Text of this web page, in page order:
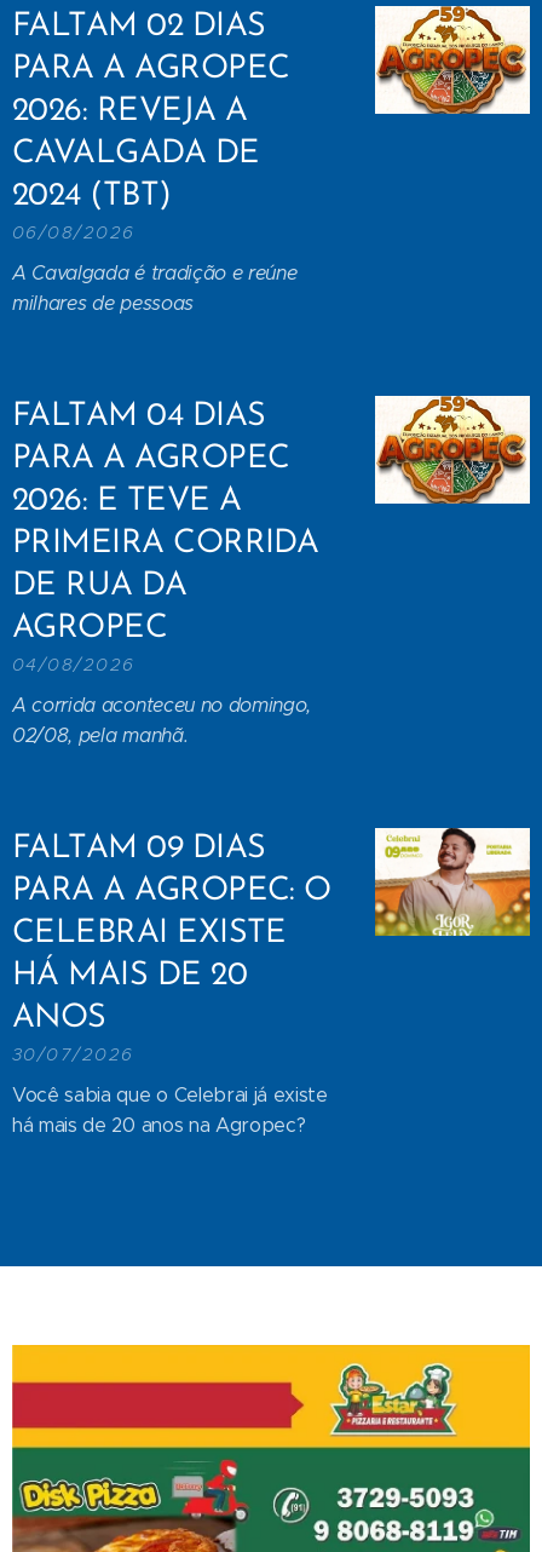
FALTAM 02 DIAS
PARA A AGROPEC
2026: REVEJA A
CAVALGADA DE
2024 (TBT)
06/08/2026
A Cavalgada é tradição e reúne
milhares de pessoas
FALTAM 04 DIAS
PARA A AGROPEC
2026: E TEVE A
PRIMEIRA CORRIDA
DE RUA DA
AGROPEC
04/08/2026
A corrida aconteceu no domingo,
02/08, pela manhã.
FALTAM 09 DIAS
PARA A AGROPEC: O
CELEBRAI EXISTE
HÁ MAIS DE 20
ANOS
30/07/2026
Você sabia que o Celebrai já existe
há mais de 20 anos na Agropec?